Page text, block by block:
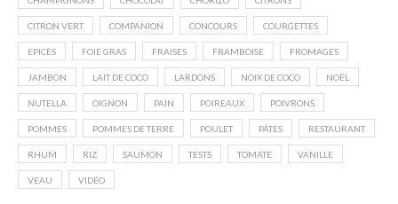
CITRON VERT COMPANION CONCOURS COURGETTES
EPICES FOIE GRAS FRAISES FRAMBOISE FROMAGES
JAMBON LAIT DE COCO LARDONS NOIX DE COCO NOËL
NUTELLA OIGNON PAIN POIREAUX POIVRONS
POMMES POMMES DE TERRE POULET PÂTES RESTAURANT
RHUM RIZ SAUMON TESTS TOMATE VANILLE
VEAU VIDÉO